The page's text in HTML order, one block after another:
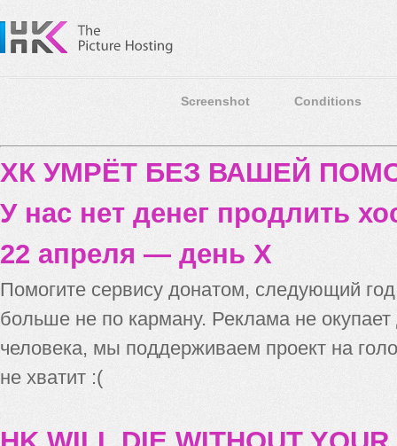
Screenshot Conditions
ХК УМРЁТ БЕЗ ВАШЕЙ
У нас нет денег продлить
22 апреля — день X
Помогите сервису донатом, следующий
больше не по карману. Реклама не
человека, мы поддерживаем проект на
не хватит :(